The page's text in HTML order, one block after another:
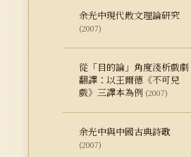
余光中現代散文理論研究
(2007)
從「目的論」角度淺析戲劇
翻譯：以王爾德《不可兒
戲》三譯本為例 (2007)
余光中與中國古典詩歌
(2007)